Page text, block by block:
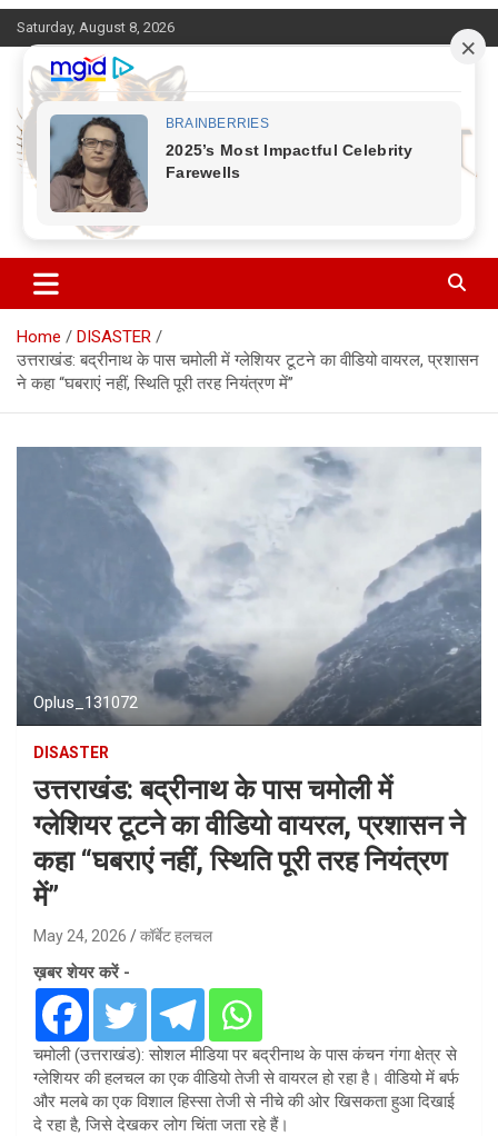
Skip
to
content
Saturday, August 8, 2026
Corbett Halchal (कॉर्बेट हलचल)
Home
DISASTER
उत्तराखंड: बद्रीनाथ के पास चमोली में ग्लेशियर टूटने का वीडियो वायरल, प्रशासन
ने कहा “घबराएं नहीं, स्थिति पूरी तरह नियंत्रण में”
Oplus_131072
DISASTER
उत्तराखंड: बद्रीनाथ के पास चमोली में
ग्लेशियर टूटने का वीडियो वायरल, प्रशासन ने
कहा “घबराएं नहीं, स्थिति पूरी तरह नियंत्रण
में”
May 24, 2026 कॉर्बेट हलचल
ख़बर शेयर करें -
चमोली (उत्तराखंड): सोशल मीडिया पर बद्रीनाथ के पास कंचन गंगा क्षेत्र से
ग्लेशियर की हलचल का एक वीडियो तेजी से वायरल हो रहा है। वीडियो में बर्फ
और मलबे का एक विशाल हिस्सा तेजी से नीचे की ओर खिसकता हुआ दिखाई
दे रहा है, जिसे देखकर लोग चिंता जता रहे हैं।